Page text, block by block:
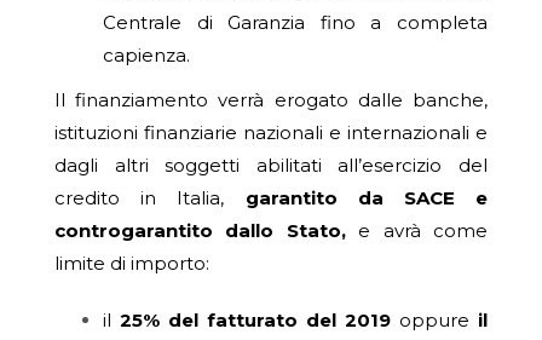
Centrale di Garanzia fino a completa
capienza.
Il finanziamento verrà erogato dalle banche,
istituzioni finanziarie nazionali e internazionali e
dagli altri soggetti abilitati all’esercizio del
credito in Italia, garantito da SACE e
controgarantito dallo Stato,e avrà come
limite di importo:
il 25% del fatturato del 2019 oppure il